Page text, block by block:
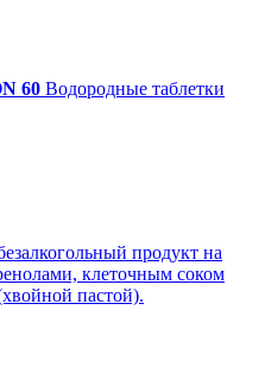
60 Водородные таблетки
продукт на
клеточным соком
пастой).